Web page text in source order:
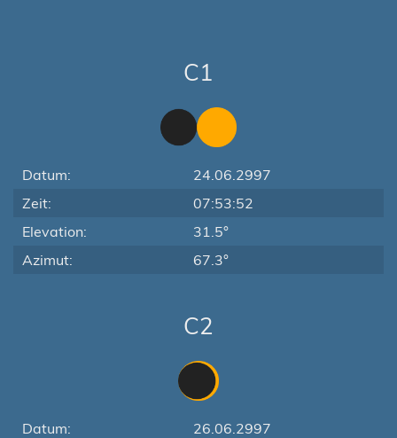
C1
Datum:
24.06.2997
Zeit:
07:53:52
Elevation:
31.5°
Azimut:
67.3°
C2
Datum:
26.06.2997